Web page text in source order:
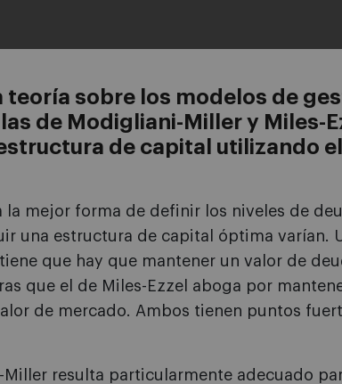
teoría sobre los modelos de
de Modigliani-Miller y Miles-
de capital utilizando
la mejor forma de definir los niveles de
una estructura de capital óptima varían.
que hay que mantener un valor de
que el de Miles-Ezzel aboga por
de mercado. Ambos tienen puntos
resulta particularmente adecuado